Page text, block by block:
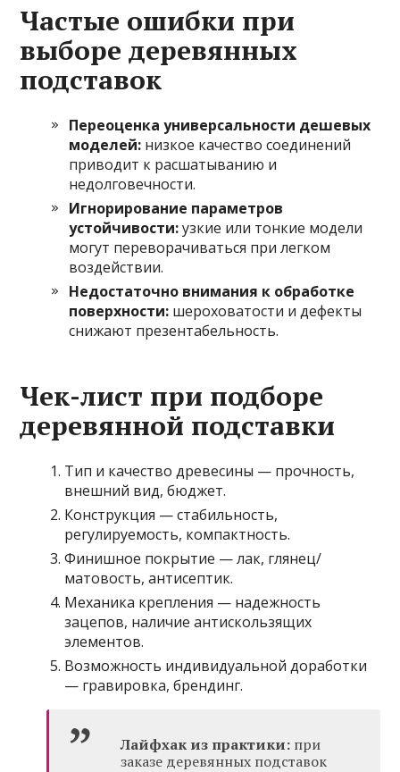
Частые ошибки при
выборе деревянных
подставок
Переоценка универсальности дешевых
моделей: низкое качество соединений
приводит к расшатыванию и
недолговечности.
Игнорирование параметров
устойчивости:узкие или тонкие модели
могут переворачиваться при легком
воздействии.
Недостаточно внимания к обработке
поверхности: шероховатости и дефекты
снижают презентабельность.
Чек-лист при подборе
деревянной подставки
Тип и качество древесины — прочность,
внешний вид, бюджет.
Конструкция — стабильность,
регулируемость, компактность.
Финишное покрытие — лак, глянец/
матовость, антисептик.
Механика крепления — надежность
зацепов, наличие антискользящих
элементов.
Возможность индивидуальной доработки
— гравировка, брендинг.
Лайфхак из практики: при
заказе деревянных подставок